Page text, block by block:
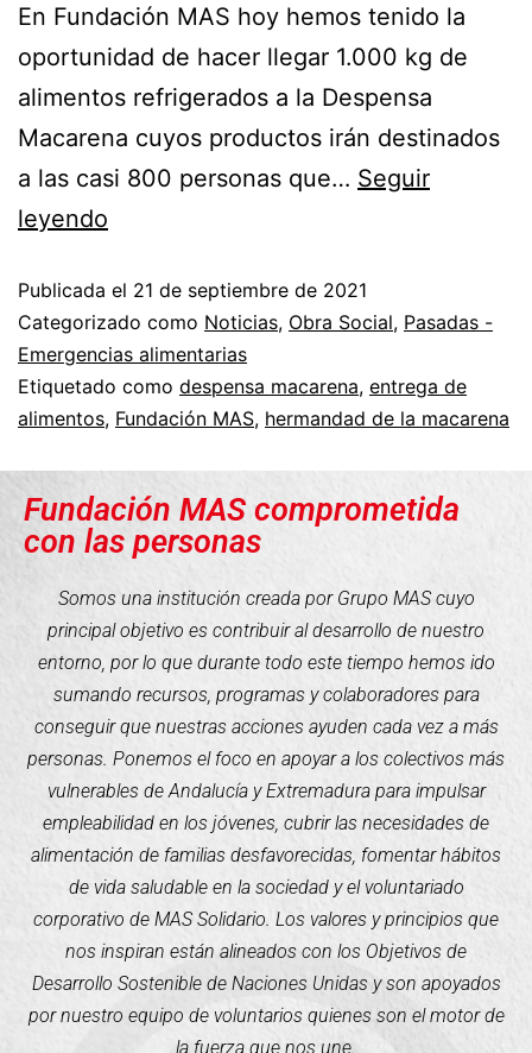
En Fundación MAS hoy hemos tenido la
oportunidad de hacer llegar 1.000 kg de
alimentos refrigerados a la Despensa
Macarena cuyos productos irán destinados
a las casi 800 personas que… Seguir
leyendo
Publicada el 21 de septiembre de 2021
Categorizado como Noticias, Obra Social, Pasadas -
Emergencias alimentarias
Etiquetado como despensa macarena, entrega de
alimentos, Fundación MAS, hermandad de la macarena
Fundación MAS comprometida
con las personas
Somos una institución creada por Grupo MAS cuyo
principal objetivo es contribuir al desarrollo de nuestro
entorno, por lo que durante todo este tiempo hemos ido
sumando recursos, programas y colaboradores para
conseguir que nuestras acciones ayuden cada vez a más
personas. Ponemos el foco en apoyar a los colectivos más
vulnerables de Andalucía y Extremadura para impulsar
empleabilidad en los jóvenes, cubrir las necesidades de
alimentación de familias desfavorecidas, fomentar hábitos
de vida saludable en la sociedad y el voluntariado
corporativo de MAS Solidario. Los valores y principios que
nos inspiran están alineados con los Objetivos de
Desarrollo Sostenible de Naciones Unidas y son apoyados
por nuestro equipo de voluntarios quienes son el motor de
la fuerza que nos une.